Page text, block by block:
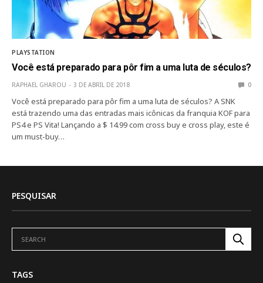
PLAYSTATION
Você está preparado para pôr fim a uma luta de séculos?
RAPHAEL GHAROU 3 DE ABRIL DE 2018 0
Você está preparado para pôr fim a uma luta de séculos? A SNK
está trazendo uma das entradas mais icônicas da franquia KOF para
PS4 e PS Vita! Lançando a $ 14.99 com cross buy e cross play, este é
um must-buy…
PESQUISAR
TAGS